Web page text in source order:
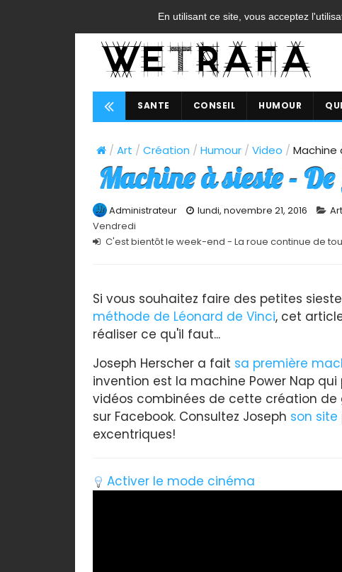
CONTACT A PROPOS FAQ CGU
SANTE CONSEIL HUMOUR
/ Art / Création / Humour / Video / Machine
Machine à sieste -
Administrateur lundi, novembre 21, 2016 Art
Vendredi
C'est bientôt le week-end - La roue continue de
Si vous souhaitez faire des petites
méthode de Léonard de Vinci, cet
réaliser ce qu'il faut...
Joseph Herscher a fait sa première
invention est la machine Power Nap
vidéos combinées de cette création de
sur Facebook. Consultez Joseph son site
excentriques!
Activer le mode cinéma
En utilisant ce site, vous acceptez